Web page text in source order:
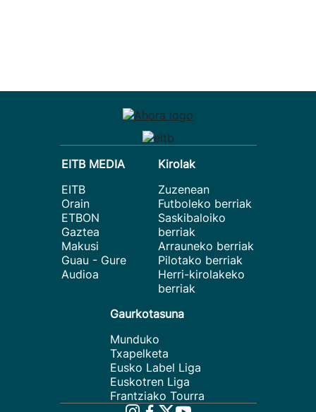
EITB MEDIA
EITB
Orain
ETBON
Gaztea
Makusi
Guau - Gure
Audioa
Kirolak
Zuzenean
Futboleko berriak
Saskibaloiko
berriak
Arrauneko berriak
Pilotako berriak
Herri-kirolakeko
berriak
Gaurkotasuna
Munduko
Txapelketa
Eusko Label Liga
Euskotren Liga
Frantziako Tourra